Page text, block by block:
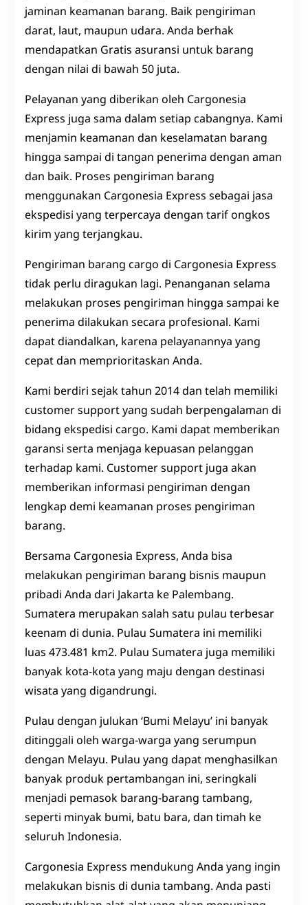
jaminan keamanan barang. Baik pengiriman
darat, laut, maupun udara. Anda berhak
mendapatkan Gratis asuransi untuk barang
dengan nilai di bawah 50 juta.
Pelayanan yang diberikan oleh Cargonesia
Express juga sama dalam setiap cabangnya. Kami
menjamin keamanan dan keselamatan barang
hingga sampai di tangan penerima dengan aman
dan baik. Proses pengiriman barang
menggunakan Cargonesia Express sebagai jasa
ekspedisi yang terpercaya dengan tarif ongkos
kirim yang terjangkau.
Pengiriman barang cargo di Cargonesia Express
tidak perlu diragukan lagi. Penanganan selama
melakukan proses pengiriman hingga sampai ke
penerima dilakukan secara profesional. Kami
dapat diandalkan, karena pelayanannya yang
cepat dan memprioritaskan Anda.
Kami berdiri sejak tahun 2014 dan telah memiliki
customer support yang sudah berpengalaman di
bidang ekspedisi cargo. Kami dapat memberikan
garansi serta menjaga kepuasan pelanggan
terhadap kami. Customer support juga akan
memberikan informasi pengiriman dengan
lengkap demi keamanan proses pengiriman
barang.
Bersama Cargonesia Express, Anda bisa
melakukan pengiriman barang bisnis maupun
pribadi Anda dari Jakarta ke Palembang.
Sumatera merupakan salah satu pulau terbesar
keenam di dunia. Pulau Sumatera ini memiliki
luas 473.481 km2. Pulau Sumatera juga memiliki
banyak kota-kota yang maju dengan destinasi
wisata yang digandrungi.
Pulau dengan julukan ‘Bumi Melayu’ ini banyak
ditinggali oleh warga-warga yang serumpun
dengan Melayu. Pulau yang dapat menghasilkan
banyak produk pertambangan ini, seringkali
menjadi pemasok barang-barang tambang,
seperti minyak bumi, batu bara, dan timah ke
seluruh Indonesia.
Cargonesia Express mendukung Anda yang ingin
melakukan bisnis di dunia tambang. Anda pasti